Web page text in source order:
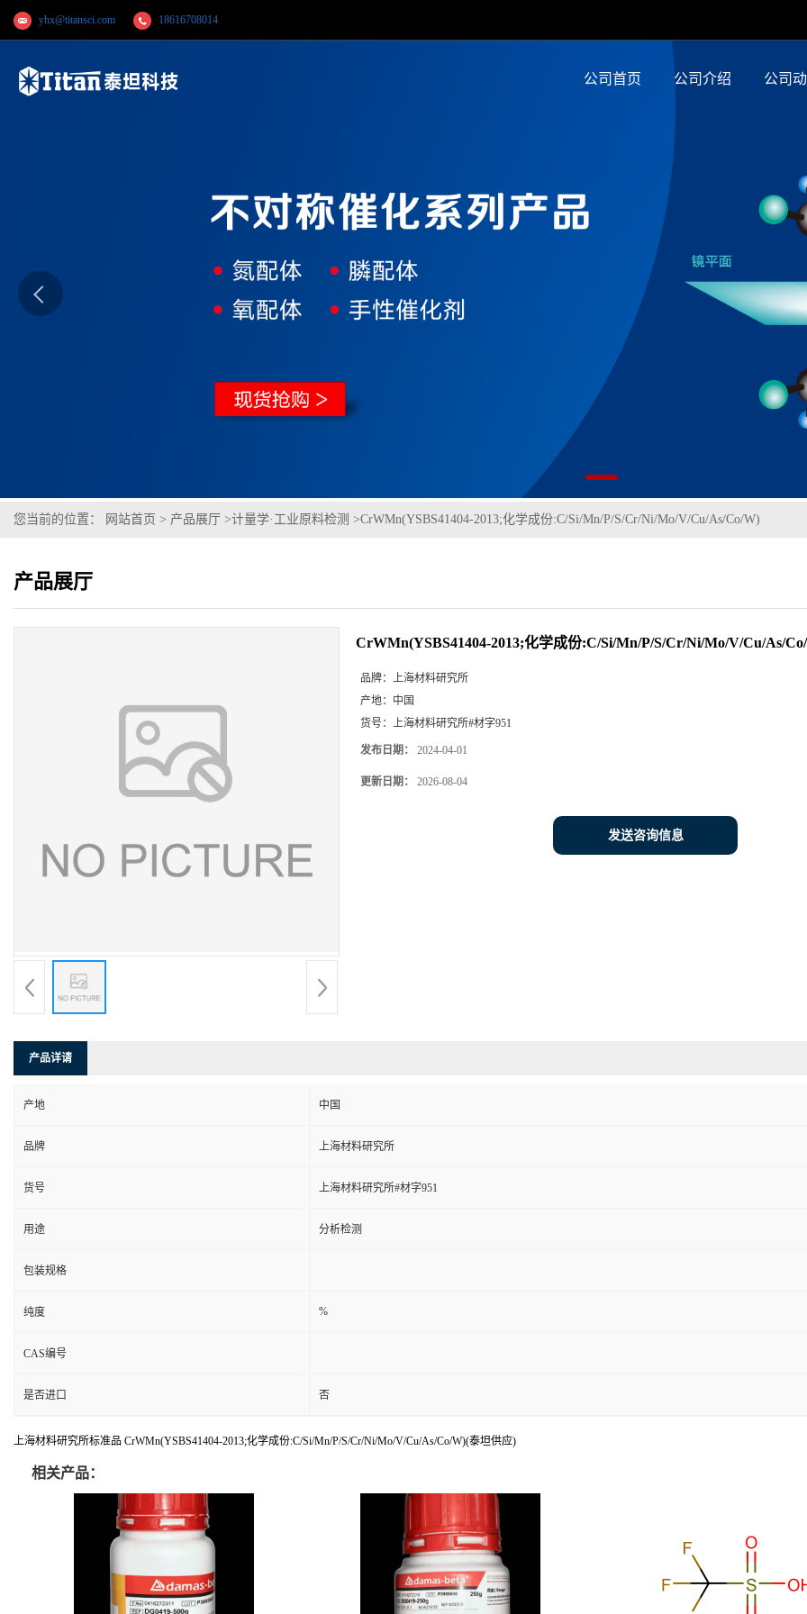
yhx@titansci.com 18616708014
公司首页 公司介绍 公司
您当前的位置： 网站首页 > 产品展厅 >计量学·工业原料检测 >CrWMn(YSBS41404-2013;化学成份:C/Si/Mn/P/S/Cr/Ni/Mo/V/Cu/As/Co/W)
产品展厅
CrWMn(YSBS41404-2013;化学成份:C/Si/Mn/P/S/Cr/Ni/Mo/V/Cu/As/
品牌：
上海材料研究所
产地： 中国
货号：
上海材料研究所#材字951
发布日期： 2024-04-01
更新日期： 2026-08-04
发送咨询信息
产品详请
产地 中国
品牌 上海材料研究所
货号 上海材料研究所#材字951
用途 分析检测
包装规格
纯度 %
CAS编号
是否进口 否
上海材料研究所标准品 CrWMn(YSBS41404-2013;化学成份:C/Si/Mn/P/S/Cr/Ni/Mo/V/Cu/As/Co/W)(泰坦供应)
相关产品：